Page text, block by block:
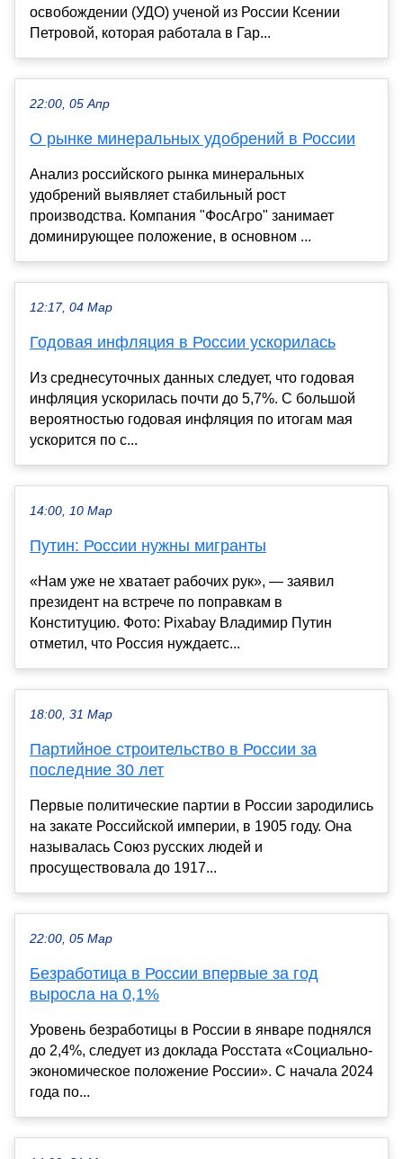
освобождении (УДО) ученой из России Ксении
Петровой, которая работала в Гар...
22:00, 05 Апр
О рынке минеральных удобрений в России
Анализ российского рынка минеральных
удобрений выявляет стабильный рост
производства. Компания "ФосАгро" занимает
доминирующее положение, в основном ...
12:17, 04 Мар
Годовая инфляция в России ускорилась
Из среднесуточных данных следует, что годовая
инфляция ускорилась почти до 5,7%. С большой
вероятностью годовая инфляция по итогам мая
ускорится по с...
14:00, 10 Мар
Путин: России нужны мигранты
«Нам уже не хватает рабочих рук», — заявил
президент на встрече по поправкам в
Конституцию. Фото: Pixabay Владимир Путин
отметил, что Россия нуждаетс...
18:00, 31 Мар
Партийное строительство в России за
последние 30 лет
Первые политические партии в России зародились
на закате Российской империи, в 1905 году. Она
называлась Союз русских людей и
просуществовала до 1917...
22:00, 05 Мар
Безработица в России впервые за год
выросла на 0,1%
Уровень безработицы в России в январе поднялся
до 2,4%, следует из доклада Росстата «Социально-
экономическое положение России». С начала 2024
года по...